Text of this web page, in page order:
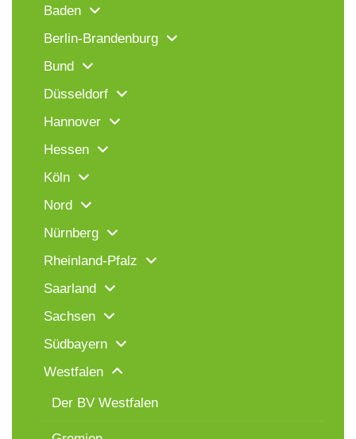
Baden
Berlin-Brandenburg
Bund
Düsseldorf
Hannover
Hessen
Köln
Nord
Nürnberg
Rheinland-Pfalz
Saarland
Sachsen
Südbayern
Westfalen
Der BV Westfalen